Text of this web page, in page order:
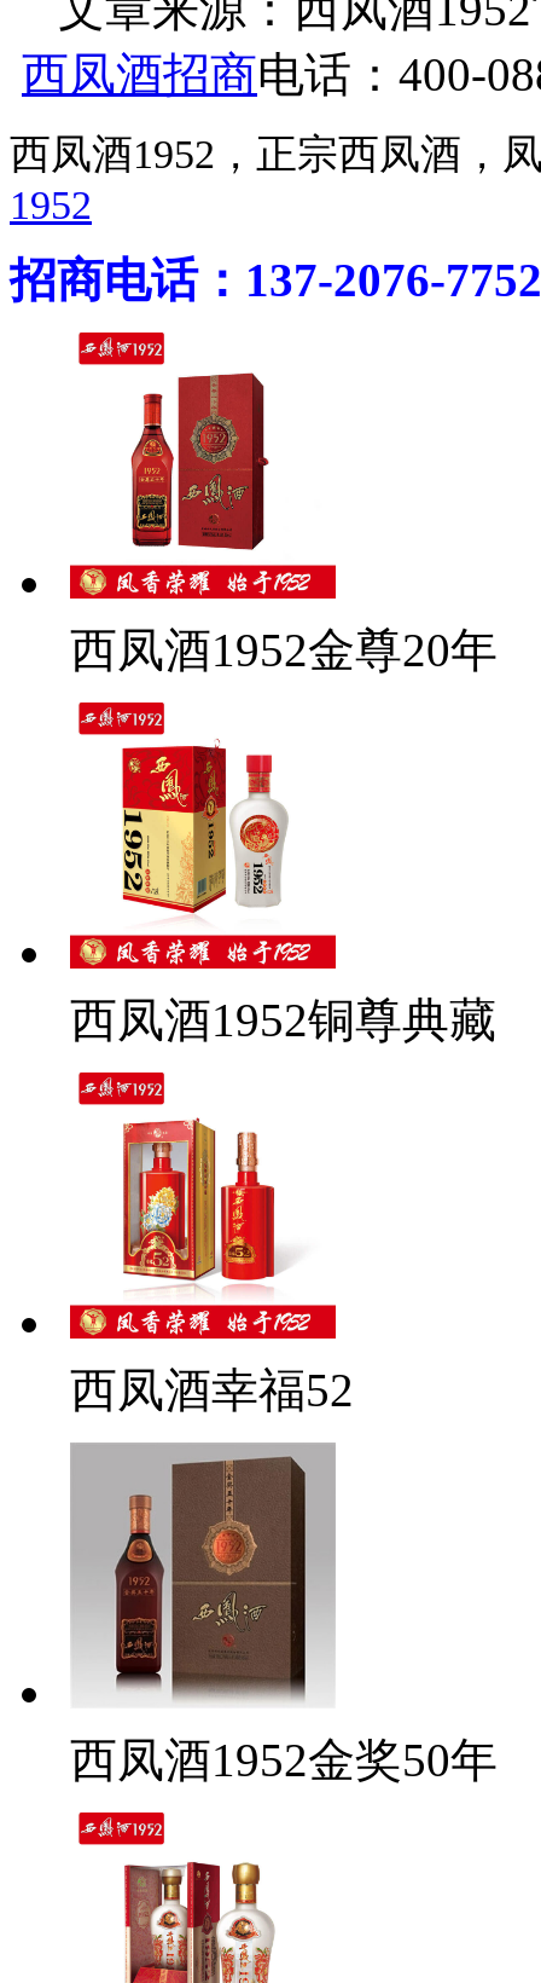
西凤酒招商电话：400-
西凤酒1952，正宗西凤酒
1952
招商电话：137-2076-7752
西凤酒1952金尊20年
西凤酒1952铜尊典藏
西凤酒幸福52
西凤酒1952金奖50年